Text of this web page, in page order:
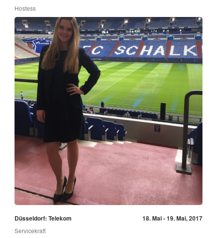
Hostess
Düsseldorf: Telekom 18. Mai - 19. Mai, 2017
Servicekraft